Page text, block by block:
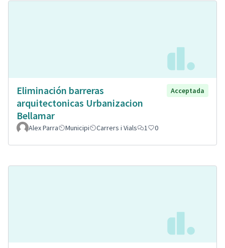
Eliminación barreras
arquitectonicas Urbanizacion
Bellamar
Acceptada
Alex Parra Municipi Carrers i Vials 1 0